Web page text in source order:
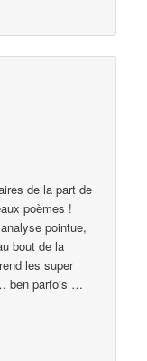
de la part de
poèmes !
pointue,
bout de la
les super
ben parfois …